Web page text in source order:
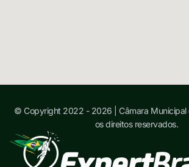
© Copyright 2022 - 2026 | Câmara Municipal
os direitos reservados.